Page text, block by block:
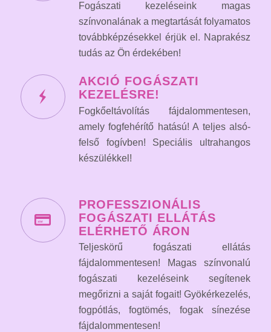
Fogászati kezeléseink magas
színvonalának a megtartását folyamatos
továbbképzésekkel érjük el. Naprakész
tudás az Ön érdekében!
AKCIÓ FOGÁSZATI
KEZELÉSRE!
Fogkőeltávolítás fájdalommentesen,
amely fogfehérítő hatású! A teljes alsó-
felső fogívben! Speciális ultrahangos
készülékkel!
PROFESSZIONÁLIS
FOGÁSZATI ELLÁTÁS
ELÉRHETŐ ÁRON
Teljeskörű fogászati ellátás
fájdalommentesen! Magas színvonalú
fogászati kezeléseink segítenek
megőrizni a saját fogait! Gyökérkezelés,
fogpótlás, fogtömés, fogak sínezése
fájdalommentesen!